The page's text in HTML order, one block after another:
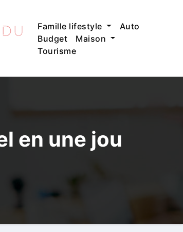
Famille lifestyle
Auto
Budget
Maison
Tourisme
en une jou